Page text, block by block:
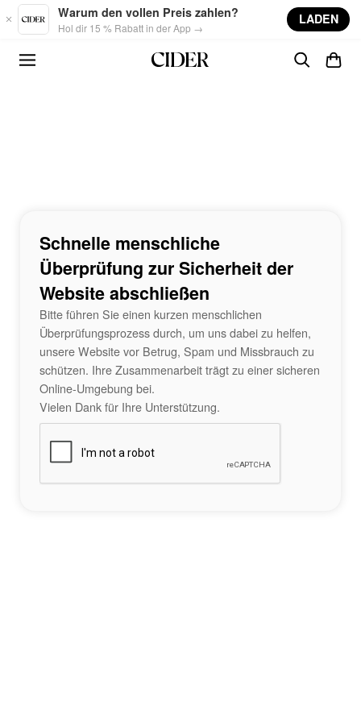
Skip to main content
Warum den vollen Preis zahlen?
Hol dir 15 % Rabatt in der App →
LADEN
Schnelle menschliche
Überprüfung zur Sicherheit der
Website abschließen
Bitte führen Sie einen kurzen menschlichen
Überprüfungsprozess durch, um uns dabei zu helfen,
unsere Website vor Betrug, Spam und Missbrauch zu
schützen. Ihre Zusammenarbeit trägt zu einer sicheren
Online-Umgebung bei.
Vielen Dank für Ihre Unterstützung.